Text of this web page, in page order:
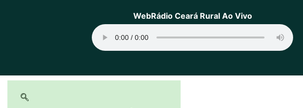
WebRádio Ceará Rural Ao Vivo